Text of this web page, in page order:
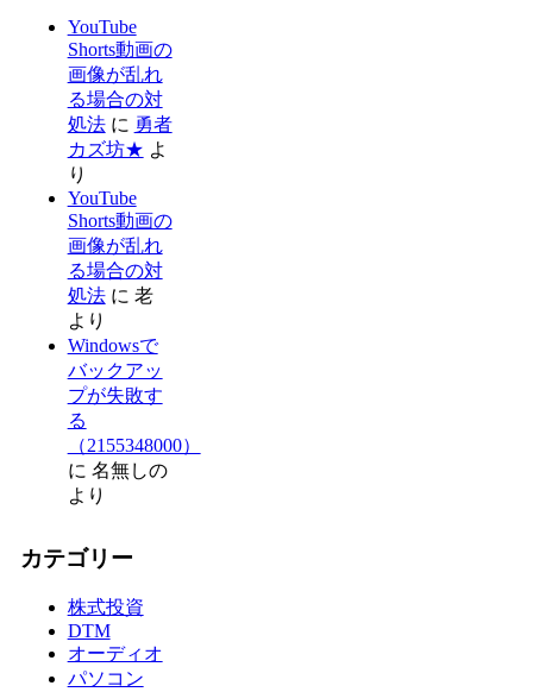
YouTube
Shorts動画の
画像が乱れ
る場合の対
処法に 勇者
カズ坊★ よ
り
YouTube
Shorts動画の
画像が乱れ
る場合の対
処法に 老
より
Windowsで
バックアッ
プが失敗す
る
（2155348000）
に 名無しの
より
カテゴリー
株式投資
DTM
オーディオ
パソコン